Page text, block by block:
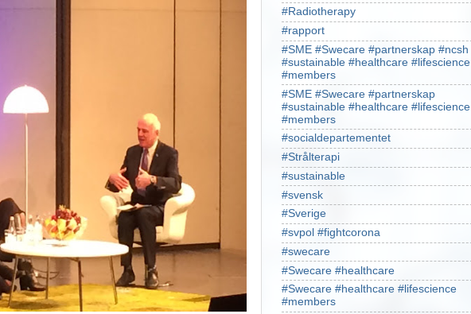
#Radiotherapy
#rapport
#SME #Swecare #partnerskap #ncsh
#sustainable #healthcare #lifescience
#members
#SME #Swecare #partnerskap
#sustainable #healthcare #lifescience
#members
#socialdepartementet
#Strålterapi
#sustainable
#svensk
#Sverige
#svpol #fightcorona
#swecare
#Swecare #healthcare
#Swecare #healthcare #lifescience
#members